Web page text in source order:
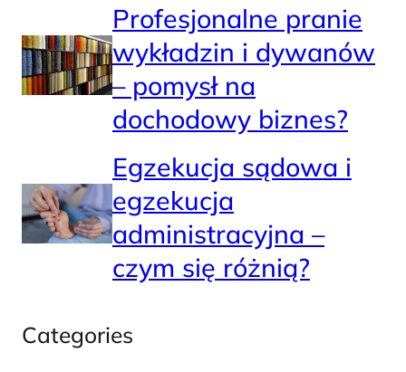
Profesjonalne pranie
wykładzin i dywanów
– pomysł na
dochodowy biznes?
Egzekucja sądowa i
egzekucja
administracyjna –
czym się różnią?
Categories